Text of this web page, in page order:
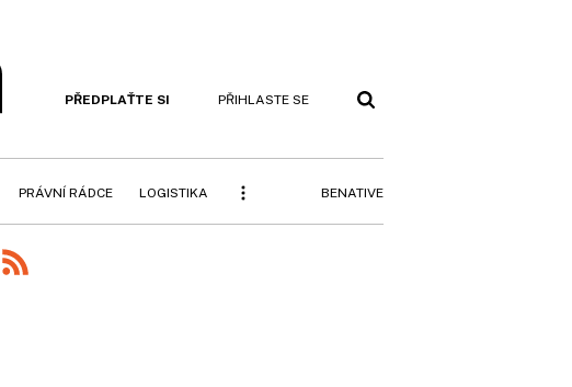
PŘEDPLAŤTE SI PŘIHLASTE SE
PRÁVNÍ RÁDCE LOGISTIKA BENATIVE